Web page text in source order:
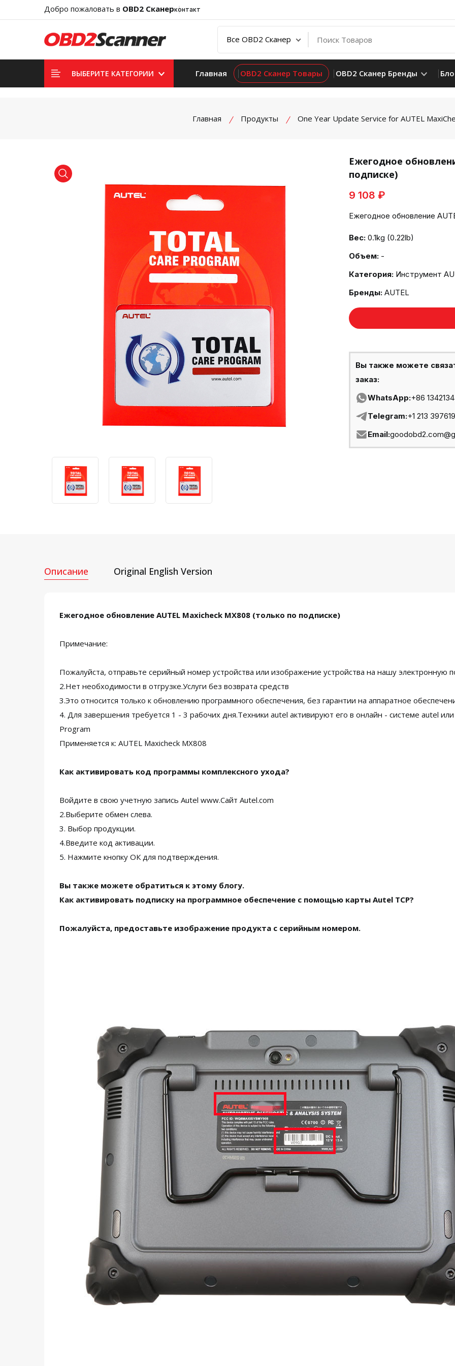
Добро пожаловать в OBD2 Сканерконтакт
ВЫБЕРИТЕ КАТЕГОРИИ Главная OBD2 Сканер Товары OBD2 Сканер Бренды
Главная Продукты One Year Update Service for AUTEL
product view
Ежегодное
подписке)
9 108 ₽
Ежегодное обновление
Вес: 0.1kg (0.22lb)
Объем: -
Категория: Инструмент
Бренды: AUTEL
Вы также можете
заказ:
WhatsApp:+86
Telegram:+1 213
Email:
Описание Original English Version
Ежегодное обновление AUTEL Maxicheck MX808 (только по подписке)
Примечание:
Пожалуйста, отправьте серийный номер устройства или изображение устройства на нашу электронную
2.Нет необходимости в отгрузке.Услуги без возврата средств
3.Это относится только к обновлению программного обеспечения, без гарантии на аппаратное
4. Для завершения требуется 1 - 3 рабочих дня.Техники autel активируют его в онлайн - системе autel
Program
Применяется к: AUTEL Maxicheck MX808
Как активировать код программы комплексного ухода?
Войдите в свою учетную запись Autel www.Сайт Autel.com
2.Выберите обмен слева.
3. Выбор продукции.
4.Введите код активации.
5. Нажмите кнопку ОК для подтверждения.
Вы также можете обратиться к этому блогу.
Как активировать подписку на программное обеспечение с помощью карты Autel TCP?
Пожалуйста, предоставьте изображение продукта с серийным номером.